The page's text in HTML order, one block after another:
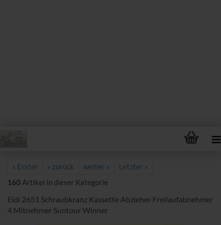
« Erster « zurück weiter »
Letzter »
160 Artikel in dieser Kategorie
Eldi 2651 Schraubkranz Kassette Abzieher Freilaufabnehmer
4 Mitnehmer Suntour Winner